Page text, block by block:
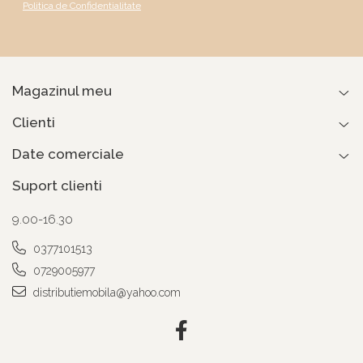
Politica de Confidentialitate
Magazinul meu
Clienti
Date comerciale
Suport clienti
9.00-16.30
0377101513
0729005977
distributiemobila@yahoo.com